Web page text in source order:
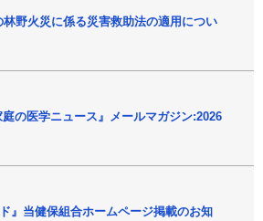
野火災に係る災害救助法の適用につい
の医学ニュース』メールマガジン:2026
』当健保組合ホームページ掲載のお知